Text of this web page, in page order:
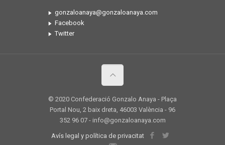
gonzaloanaya@gonzaloanaya.com
Facebook
Twitter
© 2020 Confederació Gonzalo Anaya - Plaça
Portal Nou, 2 baix dreta, 46003 València - 96
352 96 07 - info@gonzaloanaya.com
Avís legal y política de privacitat